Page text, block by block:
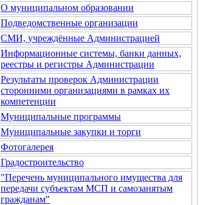
О муниципальном образовании
Подведомственные организации
СМИ, учреждённые Администрацией
Информационные системы, банки данных,
реестры и регистры Администрации
Результаты проверок Администрации
сторонними организациями в рамках их
компетенции
Муниципальные программы
Муниципальные закупки и торги
Фотогалерея
Градостроительство
"Перечень муниципального имущества для
передачи субъектам МСП и самозанятым
гражданам"